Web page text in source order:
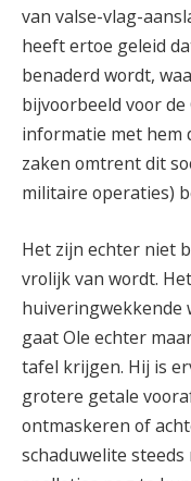
van valse-vlag-
heeft ertoe geleid
benaderd wordt,
bijvoorbeeld voor
informatie met hem
zaken omtrent dit
militaire operaties)
Het zijn echter niet
vrolijk van wordt.
huiveringwekkende
gaat Ole echter
tafel krijgen. Hij is
grotere getale
ontmaskeren of
schaduwelite